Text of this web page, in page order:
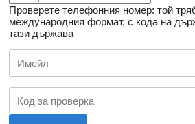
Проверете телефонния номер: той
международния формат, с кода на
тази държава